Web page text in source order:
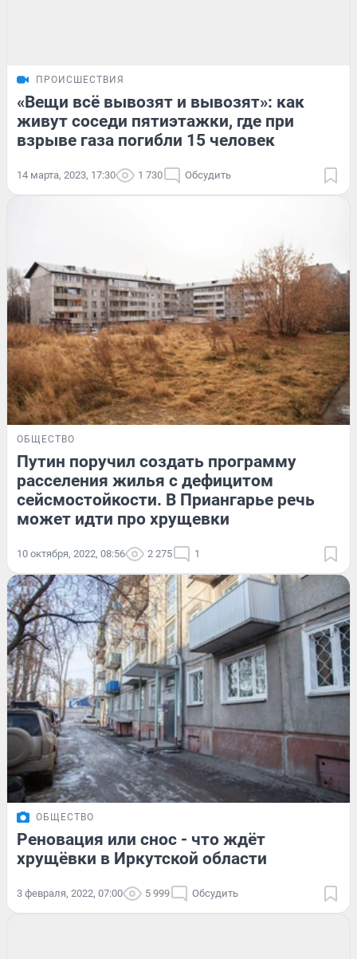
ПРОИСШЕСТВИЯ
«Вещи всё вывозят и вывозят»: как
живут соседи пятиэтажки, где при
взрыве газа погибли 15 человек
14 марта, 2023, 17:30 1 730 Обсудить
ОБЩЕСТВО
Путин поручил создать программу
расселения жилья с дефицитом
сейсмостойкости. В Приангарье речь
может идти про хрущевки
10 октября, 2022, 08:56 2 275 1
ОБЩЕСТВО
Реновация или снос - что ждёт
хрущёвки в Иркутской области
3 февраля, 2022, 07:00 5 999 Обсудить